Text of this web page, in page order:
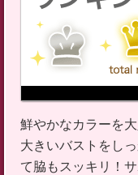
鮮やかなカラーを
大きいバストをし
て脇もスッキリ！